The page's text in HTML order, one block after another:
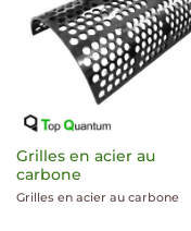
Grilles en acier au
carbone
Grilles en acier au carbone